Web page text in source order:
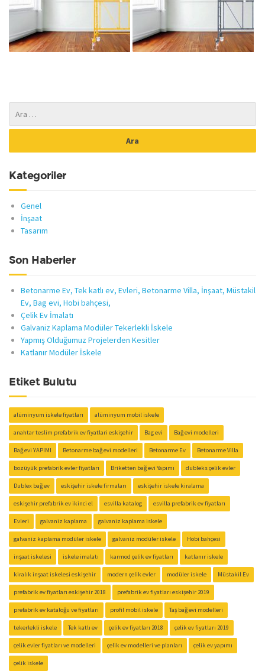
Kategoriler
Genel
İnşaat
Tasarım
Son Haberler
Betonarme Ev, Tek katlı ev, Evleri, Betonarme Villa, İnşaat, Müstakil
Ev, Bag evi, Hobi bahçesi,
Çelik Ev İmalatı
Galvaniz Kaplama Modüler Tekerlekli İskele
Yapmış Olduğumuz Projelerden Kesitler
Katlanır Modüler İskele
Etiket Bulutu
alüminyum iskele fiyatları alüminyum mobil iskele
anahtar teslim prefabrik ev fiyatlari eskişehir Bag evi Bağ evi modelleri
Bağ evi YAPIMI Betonarme bağ evi modelleri Betonarme Ev Betonarme Villa
bozüyük prefabrik evler fiyatları Briketten bağ evi Yapımı dubleks çelik evler
Dublex bağ ev eskişehir iskele firmaları eskişehir iskele kiralama
eskişehir prefabrik ev ikinci el esvilla katalog esvilla prefabrik ev fiyatları
Evleri galvaniz kaplama galvaniz kaplama iskele
galvaniz kaplama modüler iskele galvaniz modüler iskele Hobi bahçesi
inşaat iskelesi iskele imalatı karmod çelik ev fiyatları katlanır iskele
kiralık inşaat iskelesi eskişehir modern çelik evler modüler iskele Müstakil Ev
prefabrik ev fiyatları eskişehir 2018 prefabrik ev fiyatları eskişehir 2019
prefabrik ev kataloğu ve fiyatları profil mobil iskele Taş bağ evi modelleri
tekerlekli iskele Tek katlı ev çelik ev fiyatları 2018 çelik ev fiyatları 2019
çelik evler fiyatları ve modelleri çelik ev modelleri ve planları çelik ev yapımı
çelik iskele